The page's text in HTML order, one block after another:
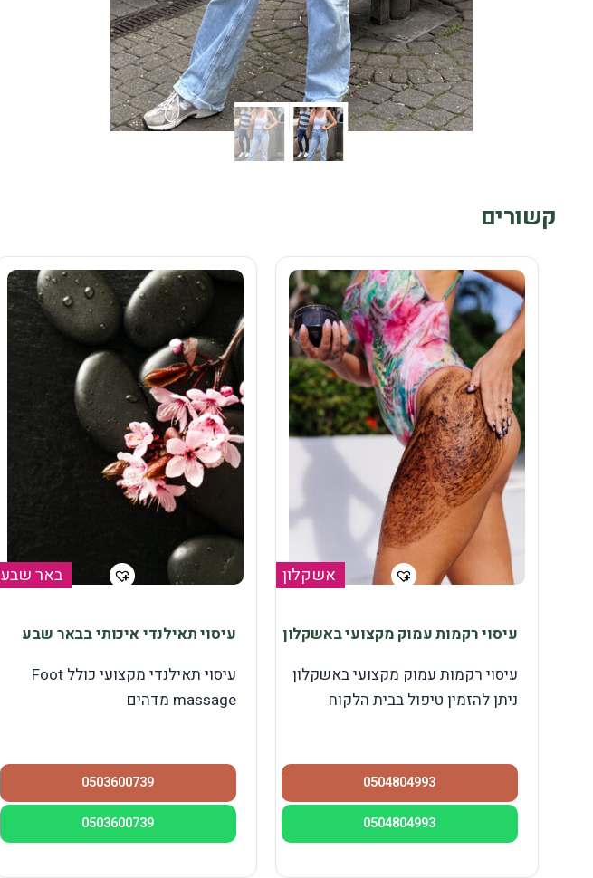
קשורים
אשקלון
עיסוי רקמות עמוק מקצועי באשקלון
עיסוי רקמות עמוק מקצועי באשקלון
ניתן להזמין טיפול בבית הלקוח
0504804993
0504804993
באר שבע
עיסוי תאילנדי איכותי בבאר שבע
עיסוי תאילנדי מקצועי כולל Foot
massage מדהים
0503600739
0503600739